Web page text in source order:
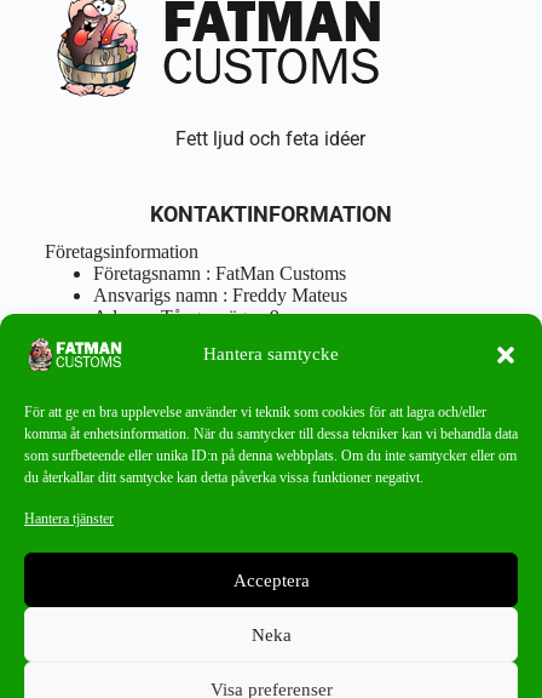
Hantera samtycke
För att ge en bra upplevelse använder vi teknik som cookies för att lagra och/eller
komma åt enhetsinformation. När du samtycker till dessa tekniker kan vi behandla data
som surfbeteende eller unika ID:n på denna webbplats. Om du inte samtycker eller om
du återkallar ditt samtycke kan detta påverka vissa funktioner negativt.
Hantera tjänster
Acceptera
Neka
Visa preferenser
Fett ljud och feta idéer
KONTAKTINFORMATION
Företagsinformation
Företagsnamn : FatMan Customs
Ansvarigs namn : Freddy Mateus
Adress : Tångenvägen 9
Postnr : 417 46 Göteborg
Tel : 0762919666
info@fatmancustoms.se
Mån – Fre 10:00 – 18:00
Lör -11:00 – 15:00
Missa aldrig ett bra erbjudande!